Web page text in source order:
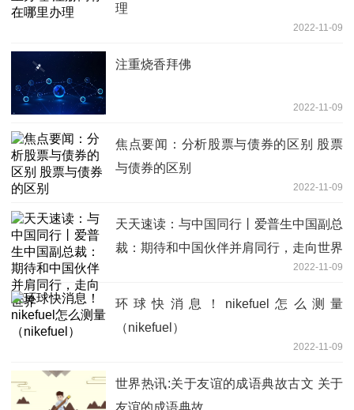
理
2022-11-09
注重烧香拜佛
2022-11-09
焦点要闻：分析股票与债券的区别 股票
与债券的区别
2022-11-09
天天速读：与中国同行丨爱普生中国副总
裁：期待和中国伙伴并肩同行，走向世界
2022-11-09
环球快消息！nikefuel怎么测量
（nikefuel）
2022-11-09
世界热讯:关于友谊的成语典故古文 关于
友谊的成语典故